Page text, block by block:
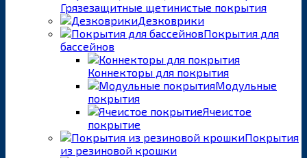
Грязезащитные щетинистые покрытия
Дезковрики
Покрытия для
бассейнов
Коннекторы для покрытия
Модульные
покрытия
Ячеистое
покрытие
Покрытия
из резиновой крошки